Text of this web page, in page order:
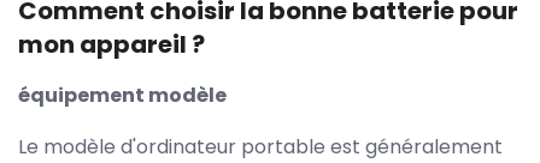
Comment choisir la bonne batterie pour
mon appareil ?
équipement modèle
Le modèle d'ordinateur portable est généralement